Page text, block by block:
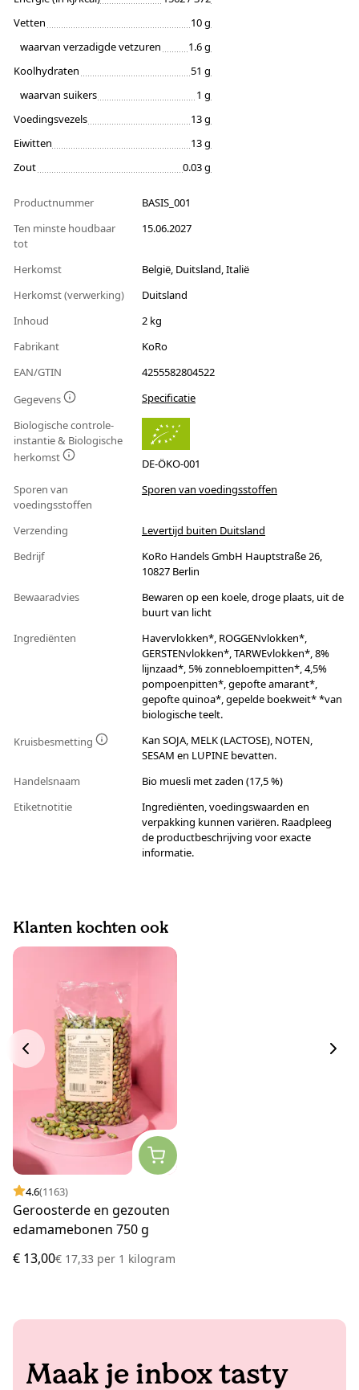
Vetten
10 g
waarvan verzadigde vetzuren
1.6 g
Koolhydraten
51 g
waarvan suikers
1 g
Voedingsvezels
13 g
Eiwitten
13 g
Zout
0.03 g
Productnummer
BASIS_001
Ten minste houdbaar
tot
15.06.2027
Herkomst
België, Duitsland, Italië
Herkomst (verwerking)
Duitsland
Inhoud
2 kg
Fabrikant
KoRo
EAN/GTIN
4255582804522
Gegevens
Specificatie
Biologische controle-
instantie & Biologische
herkomst
DE-ÖKO-001
Sporen van
voedingsstoffen
Sporen van voedingsstoffen
Verzending
Levertijd buiten Duitsland
Bedrijf
KoRo Handels GmbH Hauptstraße 26,
10827 Berlin
Bewaaradvies
Bewaren op een koele, droge plaats, uit de
buurt van licht
Ingrediënten
Havervlokken*, ROGGENvlokken*,
GERSTENvlokken*, TARWEvlokken*, 8%
lijnzaad*, 5% zonnebloempitten*, 4,5%
pompoenpitten*, gepofte amarant*,
gepofte quinoa*, gepelde boekweit* *van
biologische teelt.
Kruisbesmetting
Kan SOJA, MELK (LACTOSE), NOTEN,
SESAM en LUPINE bevatten.
Handelsnaam
Bio muesli met zaden (17,5 %)
Etiketnotitie
Ingrediënten, voedingswaarden en
verpakking kunnen variëren. Raadpleeg
de productbeschrijving voor exacte
informatie.
Klanten kochten ook
4.6(1163)
Geroosterde en gezouten
edamamebonen 750 g
€ 13,00€ 17,33 per 1 kilogram
Maak je inbox tasty